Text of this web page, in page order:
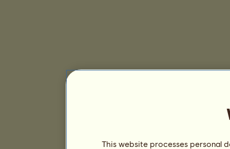
This website processes personal